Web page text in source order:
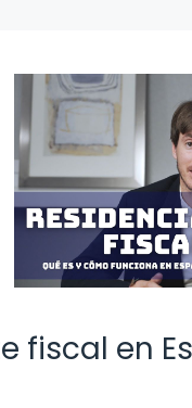
fiscal en